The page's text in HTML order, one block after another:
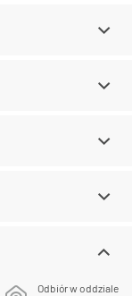
Odbiór w oddziale